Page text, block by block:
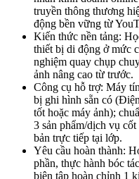
truyền thông thương
động bền vững từ
Kiến thức nền tảng:
thiết bị di động ở mức
nghiệm quay chụp
ảnh nâng cao từ trước.
Công cụ hỗ trợ: Máy
bị ghi hình sẵn có
tốt hoặc máy ảnh);
3 sản phẩm/dịch vụ
bản trực tiếp tại lớp.
Yêu cầu hoàn thành:
phần, thực hành bóc
biên tập hoàn chỉnh 1